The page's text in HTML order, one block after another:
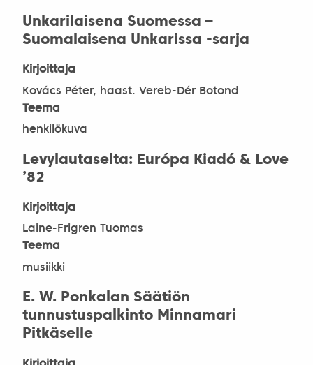
Unkarilaisena Suomessa –
Suomalaisena Unkarissa -sarja
Kirjoittaja
Kovács Péter, haast. Vereb-Dér Botond
Teema
henkilökuva
Levylautaselta: Európa Kiadó & Love
’82
Kirjoittaja
Laine-Frigren Tuomas
Teema
musiikki
E. W. Ponkalan Säätiön
tunnustuspalkinto Minnamari
Pitkäselle